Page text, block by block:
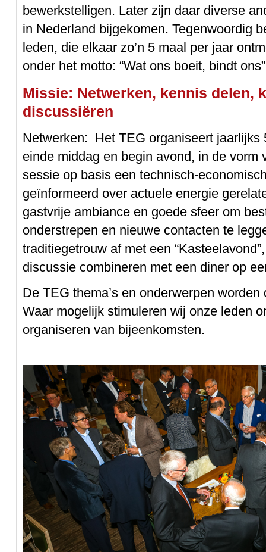
bewerkstelligen. Later zijn daar diverse
in Nederland bijgekomen. Tegenwoordig
leden, die elkaar zo’n 5 maal per jaar
onder het motto: “Wat ons boeit, bindt
Missie: Netwerken, kennis delen,
discussiëren
Netwerken: Het TEG organiseert jaarlijks
einde middag en begin avond, in de vorm
sessie op basis een technisch-
geïnformeerd over actuele energie
gastvrije ambiance en goede sfeer om
onderstrepen en nieuwe contacten te
traditiegetrouw af met een
discussie combineren met een diner op
De TEG thema’s en onderwerpen
Waar mogelijk stimuleren wij onze leden
organiseren van bijeenkomsten.